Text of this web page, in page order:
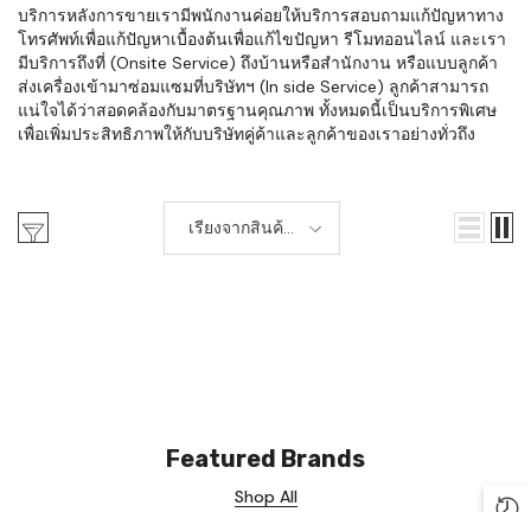
บริการหลังการขายเรามีพนักงานค่อยให้บริการสอบถามแก้ปัญหาทาง
โทรศัพท์เพื่อแก้ปัญหาเบื้องต้นเพื่อแก้ไขปัญหา รีโมทออนไลน์ และเรา
มีบริการถึงที่ (Onsite Service) ถึงบ้านหรือสำนักงาน หรือแบบลูกค้า
ส่งเครื่องเข้ามาซ่อมแซมที่บริษัทฯ (In side Service) ลูกค้าสามารถ
แน่ใจได้ว่าสอดคล้องกับมาตรฐานคุณภาพ ทั้งหมดนี้เป็นบริการพิเศษ
เพื่อเพิ่มประสิทธิภาพให้กับบริษัทคู่ค้าและลูกค้าของเราอย่างทั่วถึง
เรียงจากสินค้า
ใหม่-เก่า
Featured Brands
Shop All